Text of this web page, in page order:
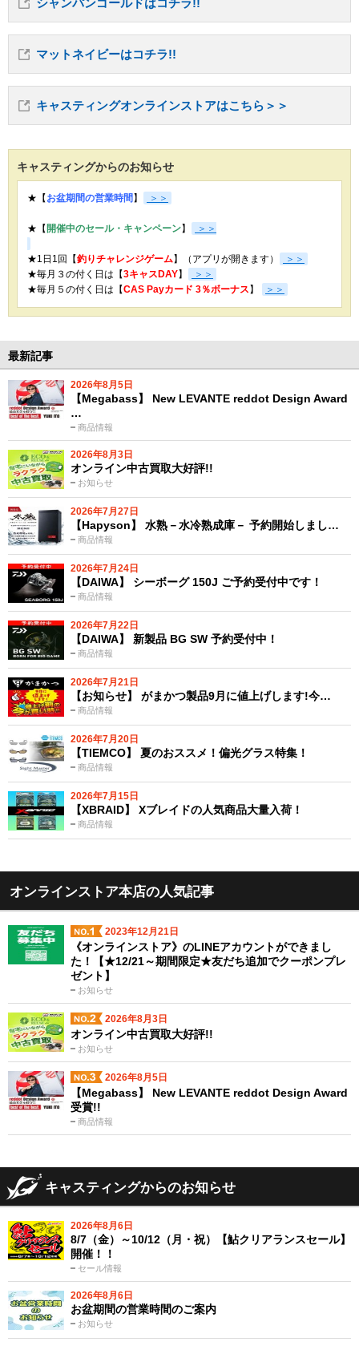
シャンパンゴールドはコチラ!!
マットネイビーはコチラ!!
キャスティングオンラインストアはこちら＞＞
キャスティングからのお知らせ
★【 お盆期間の営業時間 】 ＞＞
★【 開催中のセール・キャンペーン】 ＞＞
★1日1回【釣りチャレンジゲーム】（アプリが開きます）
＞＞
★毎月３の付く日は【3キャスDAY】
＞＞
★毎月５の付く日は【CAS Payカード 3％ボーナス 】 ＞＞
最新記事
2026年8月5日
商品情報
【Megabass】 New LEVANTE reddot Design Award
…
2026年8月3日
お知らせ
オンライン中古買取大好評!!
2026年7月27日
商品情報
【Hapyson】 水熟－水冷熟成庫－ 予約開始しまし…
2026年7月24日
商品情報
【DAIWA】 シーボーグ 150J ご予約受付中です！
2026年7月22日
商品情報
【DAIWA】 新製品 BG SW 予約受付中！
2026年7月21日
商品情報
【お知らせ】 がまかつ製品9月に値上げします!今…
2026年7月20日
商品情報
【TIEMCO】 夏のおススメ！偏光グラス特集！
2026年7月15日
商品情報
【XBRAID】 Xブレイドの人気商品大量入荷！
オンラインストア本店の人気記事
2023年12月21日
お知らせ
《オンラインストア》のLINEアカウントができまし
た！【★12/21～期間限定★友だち追加でクーポンプレ
ゼント】
2026年8月3日
お知らせ
オンライン中古買取大好評!!
2026年8月5日
商品情報
【Megabass】 New LEVANTE reddot Design Award
受賞!!
キャスティングからのお知らせ
2026年8月6日
セール情報
8/7（金）～10/12（月・祝）【鮎クリアランスセール】
開催！！
2026年8月6日
お知らせ
お盆期間の営業時間のご案内